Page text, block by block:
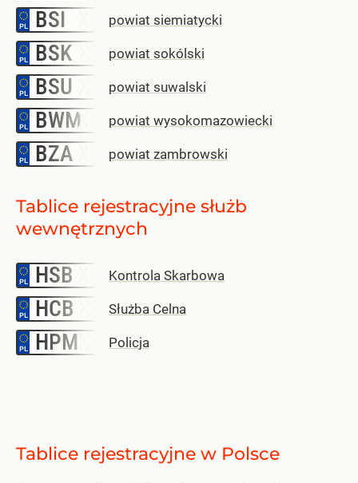
BSI powiat siemiatycki
BSK powiat sokólski
BSU powiat suwalski
BWM powiat wysokomazowiecki
BZA powiat zambrowski
Tablice rejestracyjne służb
wewnętrznych
HSB Kontrola Skarbowa
HCB Służba Celna
HPM Policja
Tablice rejestracyjne w Polsce